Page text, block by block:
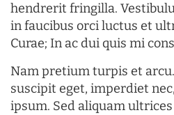
hendrerit fringilla.
in faucibus orci luctus et
Curae; In ac dui quis mi
Nam pretium turpis et
suscipit eget, imperdiet
ipsum. Sed aliquam